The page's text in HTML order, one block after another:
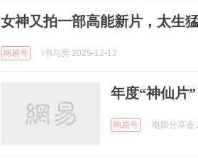
女神又拍一部高能新片，太生
网易号 i书与房 2025-12-12
年度“神仙片
网易号 电影分享会